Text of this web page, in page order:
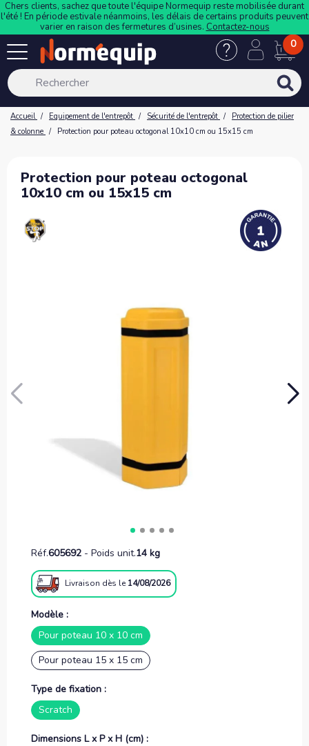
Chers clients, sachez que toute l'équipe Normequip reste mobilisée durant
l'été ! En période estivale néanmoins, les délais de certains produits peuvent
varier en raison des fermetures d’usines. Contactez-nous
0
Accueil Equipement de l'entrepôt Sécurité de l'entrepôt
Protection de pilier
& colonne
Protection pour poteau octogonal 10x10 cm ou 15x15 cm
Protection pour poteau octogonal
10x10 cm ou 15x15 cm
Réf.605692 - Poids unit.14 kg
Livraison dès le 14/08/2026
Modèle :
Pour poteau 10 x 10 cm
Pour poteau 15 x 15 cm
Type de fixation :
Scratch
Dimensions L x P x H (cm) :